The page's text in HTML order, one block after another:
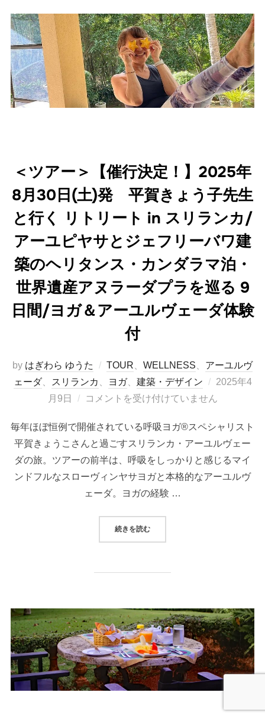
＜ツアー＞【催行決定！】2025年
8月30日(土)発 平賀きょう子先生
と行く リトリート in スリランカ/
アーユピヤサとジェフリーバワ建
築のヘリタンス・カンダラマ泊・
世界遺産アヌラーダプラを巡る 9
日間/ヨガ＆アーユルヴェーダ体験
付
by はぎわら ゆうた TOUR WELLNESS
アーユルヴ
ェーダ、 スリランカ ヨガ、 建築・デザイン
投
2025年4
月9日
コメントを受け付けていません
毎年ほぼ恒例で開催されている呼吸ヨガ®スペシャリスト
平賀きょうこさんと過ごすスリランカ・アーユルヴェー
ダの旅。ツアーの前半は、呼吸をしっかりと感じるマイ
ンドフルなスローヴィンヤサヨガと本格的なアーユルヴ
ェーダ。ヨガの経験 …
続きを読む“＜ツアー＞【催行決定！】2025